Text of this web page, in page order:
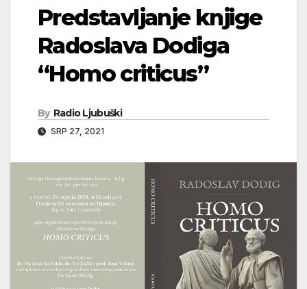
Predstavljanje knjige
Radoslava Dodiga
“Homo criticus”
By Radio Ljubuški
SRP 27, 2021